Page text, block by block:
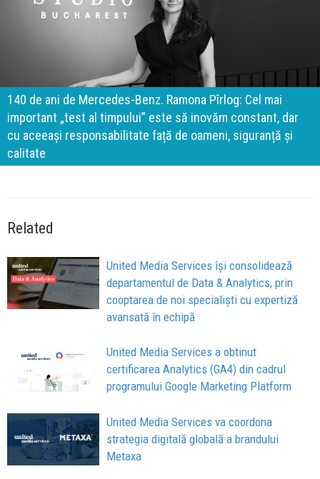
140 de ani de Mercedes-Benz. Ramona Pîrlog: Cel mai
important „test al timpului” este să inovăm constant, dar
cu aceeași responsabilitate față de oameni, siguranță și
calitate
Related
United Media Services își consolidează
departamentul de Data & Analytics, prin
cooptarea de noi specialiști cu expertiză
avansată în echipă
United Media Services a obtinut
certificarea Analytics (GA4) din cadrul
programului Google Marketing Platform
United Media Services va coordona
strategia digitală globală a brandului
Metaxa